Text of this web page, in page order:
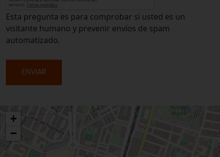
Esta pregunta es para comprobar si usted es un
visitante humano y prevenir envíos de spam
automatizado.
+
−